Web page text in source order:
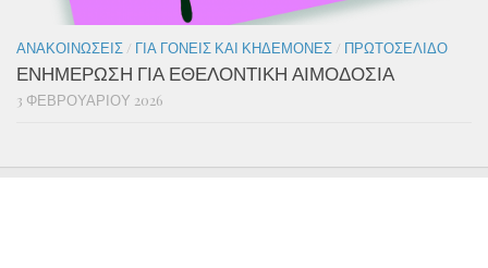
ΑΝΑΚΟΙΝΏΣΕΙΣ / ΓΙΑ ΓΟΝΕΊΣ ΚΑΙ ΚΗΔΕΜΌΝΕΣ / ΠΡΩΤΟΣΈΛΙΔΟ
ΕΝΗΜΕΡΩΣΗ ΓΙΑ ΕΘΕΛΟΝΤΙΚΗ ΑΙΜΟΔΟΣΙΑ
3 ΦΕΒΡΟΥΑΡΊΟΥ 2026